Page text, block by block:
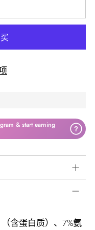
& start earning
?
含蛋白质）、7%氨